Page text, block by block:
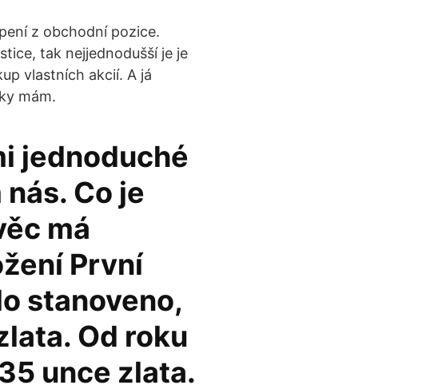
z obchodní pozice.
tak nejjednodušší je je
vlastních akcií. A já
mám.
jednoduché
Co je
má
První
stanoveno,
Od roku
unce zlata.